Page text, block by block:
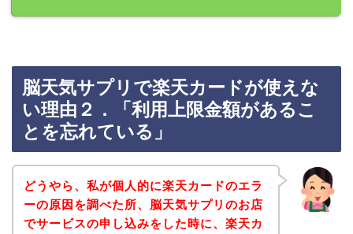
脳天気サプリで楽天カードが使えな
い理由２．「利用上限金額があるこ
とを忘れている」
どうやら、私が個人的に楽天カードのエラ
ーの原因を調べた所、脳天気サプリのお店
でサービスの申し込みをした時に、楽天カ